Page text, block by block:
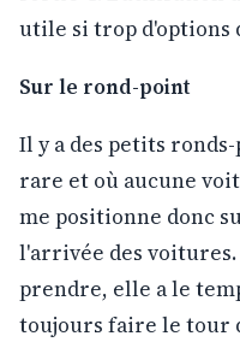
utile si trop
Sur le rond-point
Il y a des petits
rare et où aucune
me positionne donc
l'arrivée des
prendre, elle a le
toujours faire le tour